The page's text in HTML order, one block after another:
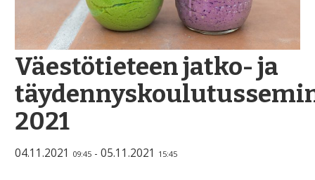
Väestötieteen jatko- ja
2021
04.11.2021 09:45 - 05.11.2021 15:45